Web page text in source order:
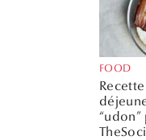
FOOD
“udon”